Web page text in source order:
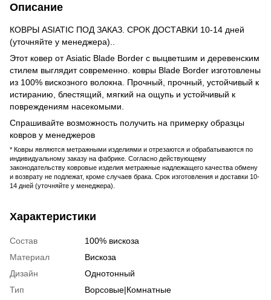
Описание
КОВРЫ ASIATIC ПОД ЗАКАЗ. СРОК ДОСТАВКИ 10-14 дней
(уточняйте у менеджера)..
Этот ковер от Asiatic Blade Border с выцветшим и деревенским
стилем выглядит современно. ковры Blade Border изготовлены
из 100% вискозного волокна. Прочный, прочный, устойчивый к
истиранию, блестящий, мягкий на ощупь и устойчивый к
повреждениям насекомыми.
Спрашивайте возможность получить на примерку образцы
ковров у менеджеров
* Ковры являются метражными изделиями и отрезаются и обрабатываются по
индивидуальному заказу на фабрике. Согласно действующему
законодательству ковровые изделия метражные надлежащего качества обмену
и возврату не подлежат, кроме случаев брака. Срок изготовления и доставки 10-
14 дней (уточняйте у менеджера).
Характеристики
Состав
100% вискоза
Материал
Вискоза
Дизайн
Однотонный
Тип
Ворсовые|Комнатные